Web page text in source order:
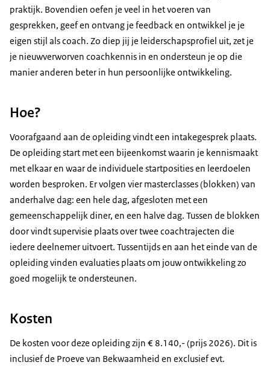
praktijk. Bovendien oefen je veel in het voeren van
gesprekken, geef en ontvang je feedback en ontwikkel je je
eigen stijl als coach. Zo diep jij je leiderschapsprofiel uit, zet je
je nieuwverworven coachkennis in en ondersteun je op die
manier anderen beter in hun persoonlijke ontwikkeling.
Hoe?
Voorafgaand aan de opleiding vindt een intakegesprek plaats.
De opleiding start met een bijeenkomst waarin je kennismaakt
met elkaar en waar de individuele startposities en leerdoelen
worden besproken. Er volgen vier masterclasses (blokken) van
anderhalve dag: een hele dag, afgesloten met een
gemeenschappelijk diner, en een halve dag. Tussen de blokken
door vindt supervisie plaats over twee coachtrajecten die
iedere deelnemer uitvoert. Tussentijds en aan het einde van de
opleiding vinden evaluaties plaats om jouw ontwikkeling zo
goed mogelijk te ondersteunen.
Kosten
De kosten voor deze opleiding zijn € 8.140,- (prijs 2026). Dit is
inclusief de Proeve van Bekwaamheid en exclusief evt.